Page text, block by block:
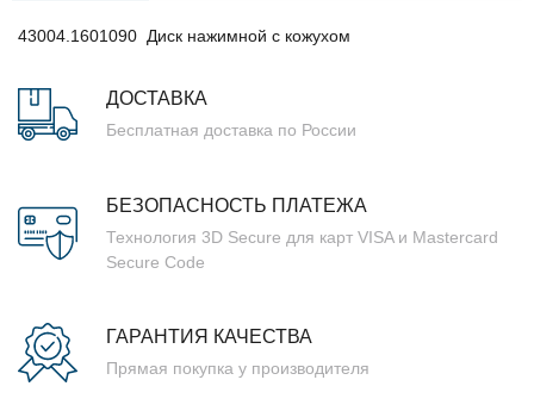
43004.1601090 Диск нажимной с кожухом
ДОСТАВКА
Бесплатная доставка по России
БЕЗОПАСНОСТЬ ПЛАТЕЖА
Технология 3D Secure для карт VISA и Mastercard
Secure Code
ГАРАНТИЯ КАЧЕСТВА
Прямая покупка у производителя